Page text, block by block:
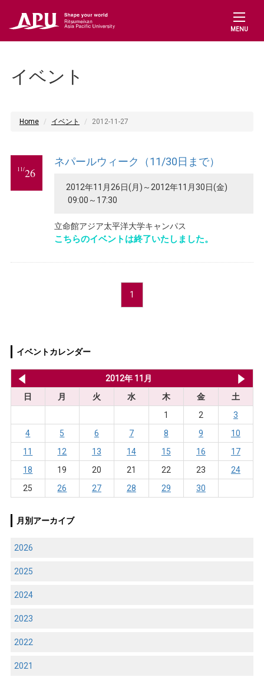
MENU
イベント
Home イベント 2012-11-27
11/26
ネパールウィーク（11/30日まで）
2012年11月26日(月)～2012年11月30日(金)
09:00～17:30
立命館アジア太平洋大学キャンパス
こちらのイベントは終了いたしました。
1
イベントカレンダー
2012年 11月
日
月 火 水 木 金
土
1
2
3
4
5 6 7 8 9
10
11
12 13 14 15 16
17
18
19 20 21 22 23
24
25
26 27 28 29 30
月別アーカイブ
2026
2025
2024
2023
2022
2021